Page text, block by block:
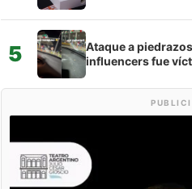
5
Ataque a
influencers fue